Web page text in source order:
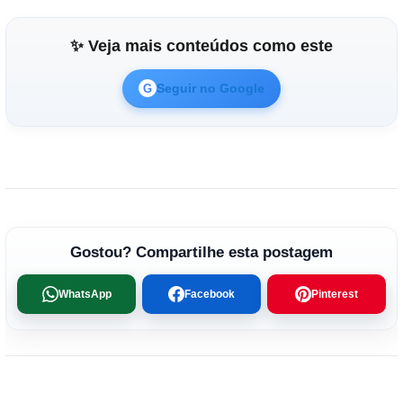
✨ Veja mais conteúdos como este
G Seguir no Google
Gostou? Compartilhe esta postagem
WhatsApp Facebook Pinterest